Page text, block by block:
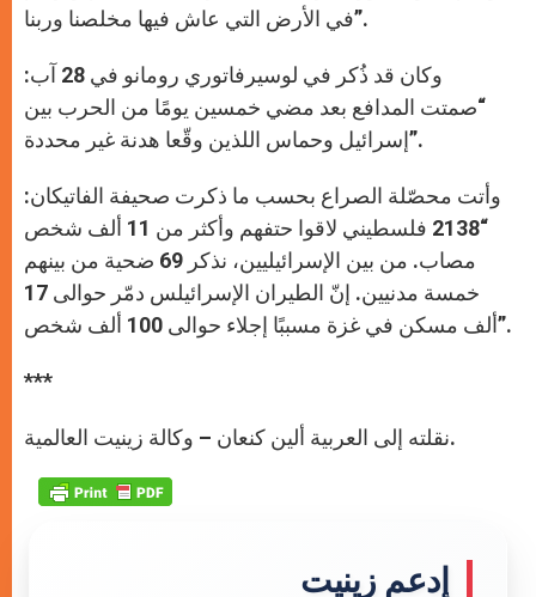
في الأرض التي عاش فيها مخلصنا وربنا”.
وكان قد ذُكر في لوسيرفاتوري رومانو في 28 آب:
“صمتت المدافع بعد مضي خمسين يومًا من الحرب بين
إسرائيل وحماس اللذين وقّعا هدنة غير محددة”.
وأتت محصّلة الصراع بحسب ما ذكرت صحيفة الفاتيكان:
“2138 فلسطيني لاقوا حتفهم وأكثر من 11 ألف شخص
مصاب. من بين الإسرائيليين، نذكر 69 ضحية من بينهم
خمسة مدنيين. إنّ الطيران الإسرائيلس دمّر حوالى 17
ألف مسكن في غزة مسببًا إجلاء حوالى 100 ألف شخص”.
***
نقلته إلى العربية ألين كنعان – وكالة زينيت العالمية.
إدعم زينيت